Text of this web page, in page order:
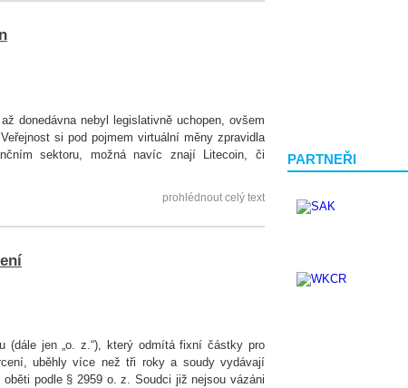
PARTNEŘI
donedávna nebyl legislativně uchopen, ovšem
si pod pojmem virtuální měny zpravidla
sektoru, možná navíc znají Litecoin, či
prohlédnout celý text
(dále jen „o. z.“), který odmítá fixní částky pro
uběhly více než tři roky a soudy vydávají
podle § 2959 o. z. Soudci již nejsou vázáni